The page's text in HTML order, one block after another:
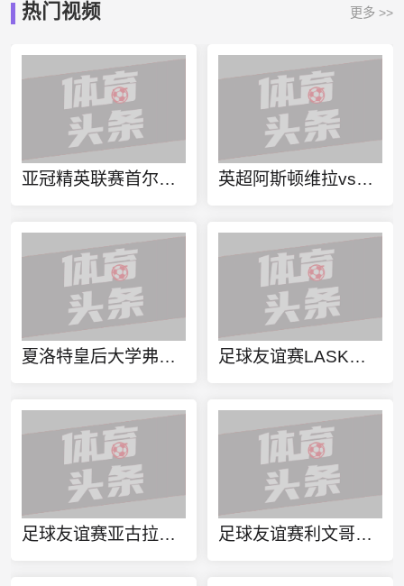
热门视频 更多 >>
亚冠精英联赛首尔FCvs墨尔本城直播 英超阿斯顿维拉vs伯恩利直播
夏洛特皇后大学弗尔曼大学今日赛事 足球友谊赛LASK林茨vs特伦辛直播
足球友谊赛亚古拉斯vs希叶扎直播 足球友谊赛利文哥特奴vs巴兰诺域治直播